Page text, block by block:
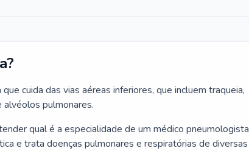
cuida das vias aéreas inferiores, que incluem traqueia,
alvéolos pulmonares.
qual é a especialidade de um médico pneumologista
e trata doenças pulmonares e respiratórias de diversas